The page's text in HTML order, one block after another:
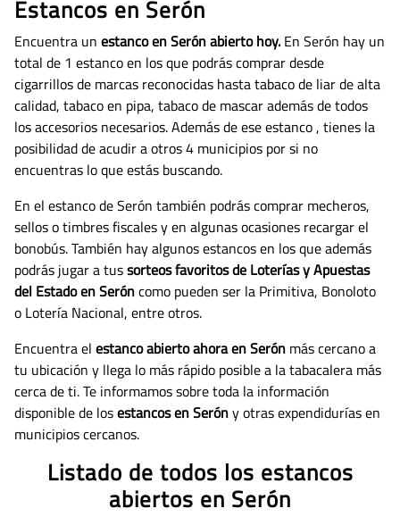
Estancos en Serón
Encuentra un estanco en Serón abierto hoy. En Serón hay un
total de 1 estanco en los que podrás comprar desde
cigarrillos de marcas reconocidas hasta tabaco de liar de alta
calidad, tabaco en pipa, tabaco de mascar además de todos
los accesorios necesarios.Además de ese estanco , tienes la
posibilidad de acudir a otros 4 municipios por si no
encuentras lo que estás buscando.
En el estanco de Serón también podrás comprar mecheros,
sellos o timbres fiscales y en algunas ocasiones recargar el
bonobús. También hay algunos estancos en los que además
podrás jugar a tussorteos favoritos de Loterías y Apuestas
del Estado en Seróncomo pueden ser la Primitiva, Bonoloto
o Lotería Nacional, entre otros.
Encuentra el estanco abierto ahora en Serón más cercano a
tu ubicación y llega lo más rápido posible a la tabacalera más
cerca de ti. Te informamos sobre toda la información
disponible de losestancos en Seróny otras expendidurías en
municipios cercanos.
Listado de todos los estancos
abiertos en Serón